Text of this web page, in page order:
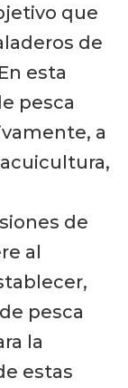
que
de
esta
pesca
a
de
al
pesca
la
estas